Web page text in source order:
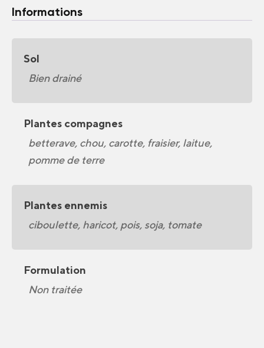
Informations
Sol
Bien drainé
Plantes compagnes
betterave, chou, carotte, fraisier, laitue,
pomme de terre
Plantes ennemis
ciboulette, haricot, pois, soja, tomate
Formulation
Non traitée